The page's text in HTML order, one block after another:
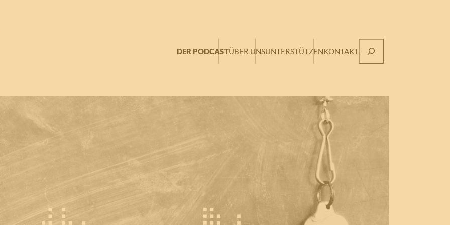
DER PODCASTÜBER UNSUNTERSTÜTZENKONTAKT
Suchen